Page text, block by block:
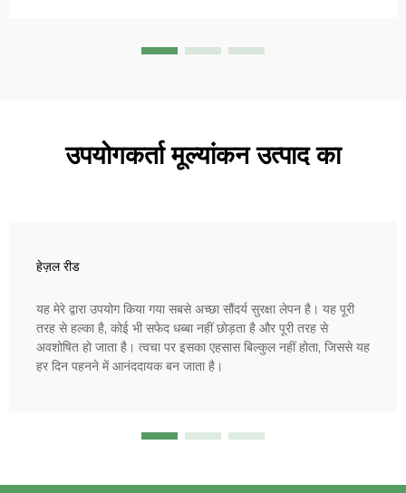
उपयोगकर्ता मूल्यांकन उत्पाद का
हेज़ल रीड
यह मेरे द्वारा उपयोग किया गया सबसे अच्छा सौंदर्य सुरक्षा लेपन है। यह पूरी
तरह से हल्का है, कोई भी सफेद धब्बा नहीं छोड़ता है और पूरी तरह से
अवशोषित हो जाता है। त्वचा पर इसका एहसास बिल्कुल नहीं होता, जिससे यह
हर दिन पहनने में आनंददायक बन जाता है।